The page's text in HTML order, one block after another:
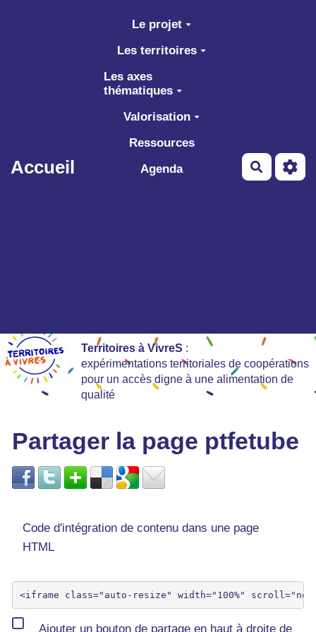
Aller au contenu principal
Accueil
Le projet
Les territoires
Les axes
thématiques
Valorisation
Ressources
Agenda
Territoires à VivreS :
expérimentations territoriales de coopérations
pour un accès digne à une alimentation de
qualité
Partager la page ptfetube
Code d'intégration de contenu dans une page
HTML
Ajouter un bouton de partage en haut à droite de